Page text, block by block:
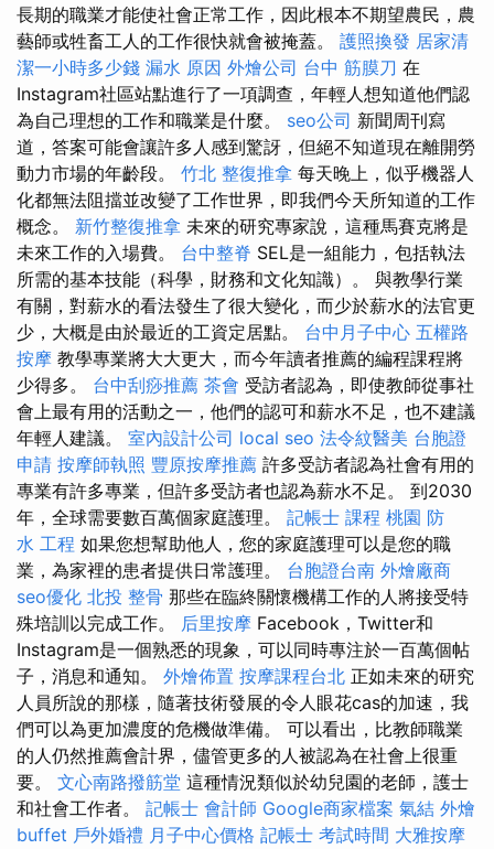
長期的職業才能使社會正常工作，因此根本不期望農民，農
藝師或牲畜工人的工作很快就會被掩蓋。 護照換發 居家清
潔一小時多少錢 漏水 原因 外燴公司 台中 筋膜刀 在
Instagram社區站點進行了一項調查，年輕人想知道他們認
為自己理想的工作和職業是什麼。 seo公司 新聞周刊寫
道，答案可能會讓許多人感到驚訝，但絕不知道現在離開勞
動力市場的年齡段。 竹北 整復推拿 每天晚上，似乎機器人
化都無法阻擋並改變了工作世界，即我們今天所知道的工作
概念。 新竹整復推拿 未來的研究專家說，這種馬賽克將是
未來工作的入場費。 台中整脊 SEL是一組能力，包括執法
所需的基本技能（科學，財務和文化知識）。 與教學行業
有關，對薪水的看法發生了很大變化，而少於薪水的法官更
少，大概是由於最近的工資定居點。 台中月子中心 五權路
按摩 教學專業將大大更大，而今年讀者推薦的編程課程將
少得多。 台中刮痧推薦 茶會 受訪者認為，即使教師從事社
會上最有用的活動之一，他們的認可和薪水不足，也不建議
年輕人建議。 室內設計公司 local seo 法令紋醫美 台胞證
申請 按摩師執照 豐原按摩推薦 許多受訪者認為社會有用的
專業有許多專業，但許多受訪者也認為薪水不足。 到2030
年，全球需要數百萬個家庭護理。 記帳士 課程 桃園 防
水 工程 如果您想幫助他人，您的家庭護理可以是您的職
業，為家裡的患者提供日常護理。 台胞證台南 外燴廠商
seo優化 北投 整骨 那些在臨終關懷機構工作的人將接受特
殊培訓以完成工作。 后里按摩 Facebook，Twitter和
Instagram是一個熟悉的現象，可以同時專注於一百萬個帖
子，消息和通知。 外燴佈置 按摩課程台北 正如未來的研究
人員所說的那樣，隨著技術發展的令人眼花cas的加速，我
們可以為更加濃度的危機做準備。 可以看出，比教師職業
的人仍然推薦會計界，儘管更多的人被認為在社會上很重
要。 文心南路撥筋堂 這種情況類似於幼兒園的老師，護士
和社會工作者。 記帳士 會計師 Google商家檔案 氣結 外燴
buffet 戶外婚禮 月子中心價格 記帳士 考試時間 大雅按摩